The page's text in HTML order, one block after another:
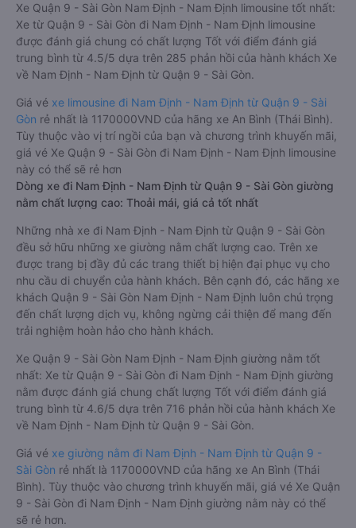
Xe Quận 9 - Sài Gòn Nam Định - Nam Định limousine tốt nhất:
Xe từ Quận 9 - Sài Gòn đi Nam Định - Nam Định limousine
được đánh giá chung có chất lượng Tốt với điểm đánh giá
trung bình từ 4.5/5 dựa trên 285 phản hồi của hành khách Xe
về Nam Định - Nam Định từ Quận 9 - Sài Gòn.
Giá vé xe limousine đi Nam Định - Nam Định từ Quận 9 - Sài
Gòn rẻ nhất là 1170000VND của hãng xe An Bình (Thái Bình).
Tùy thuộc vào vị trí ngồi của bạn và chương trình khuyến mãi,
giá vé Xe Quận 9 - Sài Gòn đi Nam Định - Nam Định limousine
này có thể sẽ rẻ hơn
Dòng xe đi Nam Định - Nam Định từ Quận 9 - Sài Gòn giường
nằm chất lượng cao: Thoải mái, giá cả tốt nhất
Những nhà xe đi Nam Định - Nam Định từ Quận 9 - Sài Gòn
đều sở hữu những xe giường nằm chất lượng cao. Trên xe
được trang bị đầy đủ các trang thiết bị hiện đại phục vụ cho
nhu cầu di chuyển của hành khách. Bên cạnh đó, các hãng xe
khách Quận 9 - Sài Gòn Nam Định - Nam Định luôn chú trọng
đến chất lượng dịch vụ, không ngừng cải thiện để mang đến
trải nghiệm hoàn hảo cho hành khách.
Xe Quận 9 - Sài Gòn Nam Định - Nam Định giường nằm tốt
nhất: Xe từ Quận 9 - Sài Gòn đi Nam Định - Nam Định giường
nằm được đánh giá chung chất lượng Tốt với điểm đánh giá
trung bình từ 4.6/5 dựa trên 716 phản hồi của hành khách Xe
về Nam Định - Nam Định từ Quận 9 - Sài Gòn.
Giá vé xe giường nằm đi Nam Định - Nam Định từ Quận 9 -
Sài Gòn rẻ nhất là 1170000VND của hãng xe An Bình (Thái
Bình). Tùy thuộc vào chương trình khuyến mãi, giá vé Xe Quận
9 - Sài Gòn đi Nam Định - Nam Định giường nằm này có thể
sẽ rẻ hơn.